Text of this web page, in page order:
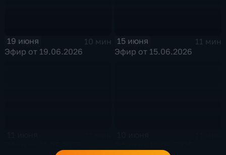
19 июня
10 мин
Эфир от 19.06.2026
15 июня
11 мин
Эфир от 15.06.2026